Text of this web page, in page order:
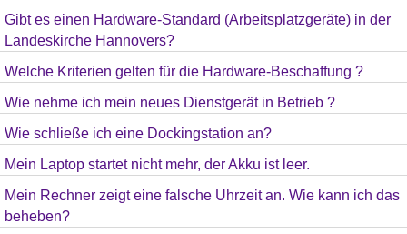
Gibt es einen Hardware-Standard (Arbeitsplatzgeräte) in der
Landeskirche Hannovers?
Welche Kriterien gelten für die Hardware-Beschaffung ?
Wie nehme ich mein neues Dienstgerät in Betrieb ?
Wie schließe ich eine Dockingstation an?
Mein Laptop startet nicht mehr, der Akku ist leer.
Mein Rechner zeigt eine falsche Uhrzeit an. Wie kann ich das
beheben?